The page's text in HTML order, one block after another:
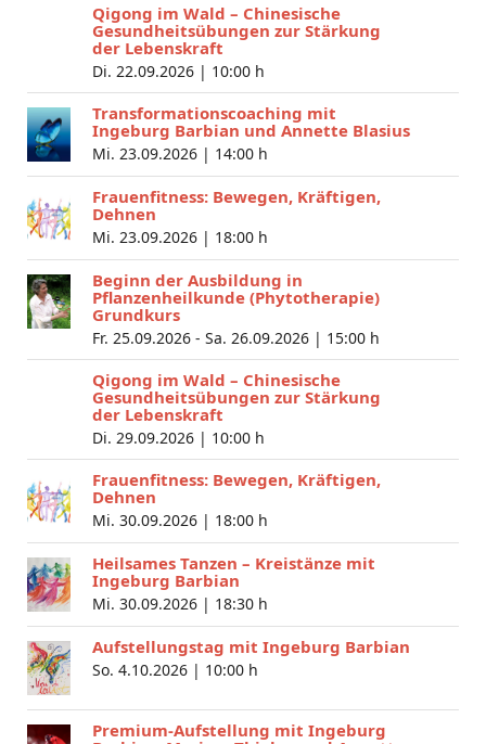
Qigong im Wald – Chinesische
Gesundheitsübungen zur Stärkung
der Lebenskraft
Di. 22.09.2026 | 10:00 h
Transformationscoaching mit
Ingeburg Barbian und Annette Blasius
Mi. 23.09.2026 | 14:00 h
Frauenfitness: Bewegen, Kräftigen,
Dehnen
Mi. 23.09.2026 | 18:00 h
Beginn der Ausbildung in
Pflanzenheilkunde (Phytotherapie)
Grundkurs
Fr. 25.09.2026 - Sa. 26.09.2026 | 15:00 h
Qigong im Wald – Chinesische
Gesundheitsübungen zur Stärkung
der Lebenskraft
Di. 29.09.2026 | 10:00 h
Frauenfitness: Bewegen, Kräftigen,
Dehnen
Mi. 30.09.2026 | 18:00 h
Heilsames Tanzen – Kreistänze mit
Ingeburg Barbian
Mi. 30.09.2026 | 18:30 h
Aufstellungstag mit Ingeburg Barbian
So. 4.10.2026 | 10:00 h
Premium-Aufstellung mit Ingeburg